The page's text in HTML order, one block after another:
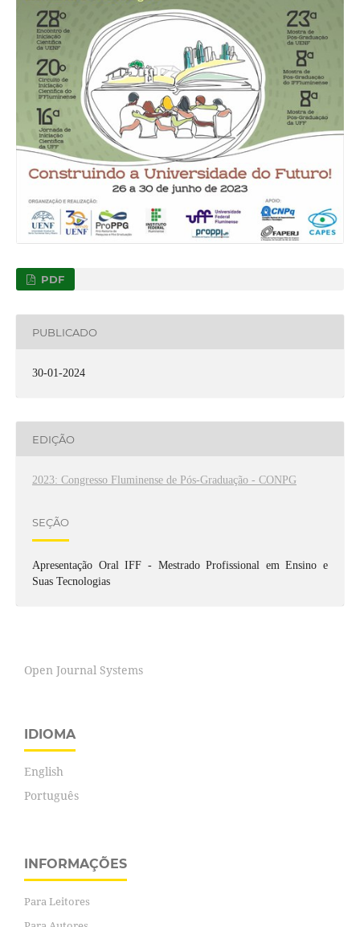
PDF
PUBLICADO
30-01-2024
EDIÇÃO
2023: Congresso Fluminense de Pós-Graduação - CONPG
SEÇÃO
Apresentação Oral IFF - Mestrado Profissional em Ensino e
Suas Tecnologias
Open Journal Systems
IDIOMA
English
Português
INFORMAÇÕES
Para Leitores